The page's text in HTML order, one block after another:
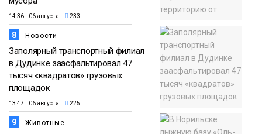
14:36 06 августа 233
8 Новости
Заполярный транспортный филиал
в Дудинке заасфальтировал 47
тысяч «квадратов» грузовых
площадок
13:47 06 августа 225
9 Животные